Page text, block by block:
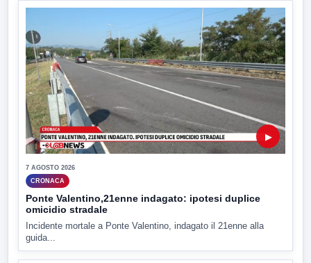
▶
7 AGOSTO 2026
CRONACA
Ponte Valentino,21enne indagato: ipotesi duplice
omicidio stradale
Incidente mortale a Ponte Valentino, indagato il 21enne alla
guida...